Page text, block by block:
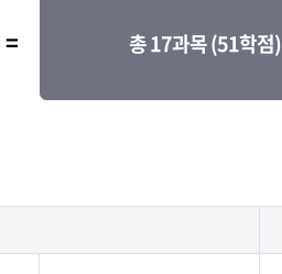
= 총 17과목 (51학점)